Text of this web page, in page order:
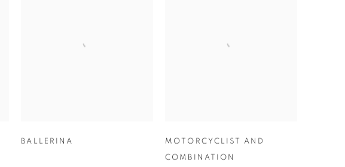
BALLERINA MOTORCYCLIST AND
COMBINATION